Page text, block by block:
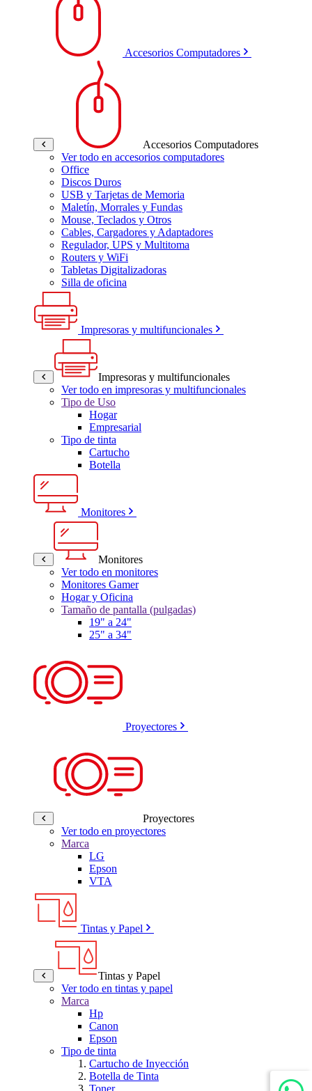
Accesorios Computadores
Accesorios Computadores
Ver todo en accesorios computadores
Office
Discos Duros
USB y Tarjetas de Memoria
Maletín, Morrales y Fundas
Mouse, Teclados y Otros
Cables, Cargadores y Adaptadores
Regulador, UPS y Multitoma
Routers y WiFi
Tabletas Digitalizadoras
Silla de oficina
Impresoras y multifuncionales
Impresoras y multifuncionales
Ver todo en impresoras y multifuncionales
Tipo de Uso
Hogar
Empresarial
Tipo de tinta
Cartucho
Botella
Monitores
Monitores
Ver todo en monitores
Monitores Gamer
Hogar y Oficina
Tamaño de pantalla (pulgadas)
19" a 24"
25" a 34"
Proyectores
Proyectores
Ver todo en proyectores
Marca
LG
Epson
VTA
Tintas y Papel
Tintas y Papel
Ver todo en tintas y papel
Marca
Hp
Canon
Epson
Tipo de tinta
Cartucho de Inyección
Botella de Tinta
Toner